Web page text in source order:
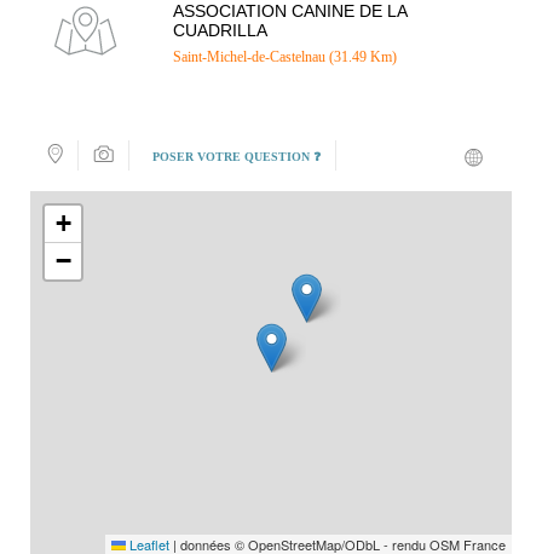
ASSOCIATION CANINE DE LA
CUADRILLA
Saint-Michel-de-Castelnau (31.49 Km)
POSER VOTRE QUESTION ❓
+
−
Leaflet | données © OpenStreetMap/ODbL - rendu OSM France